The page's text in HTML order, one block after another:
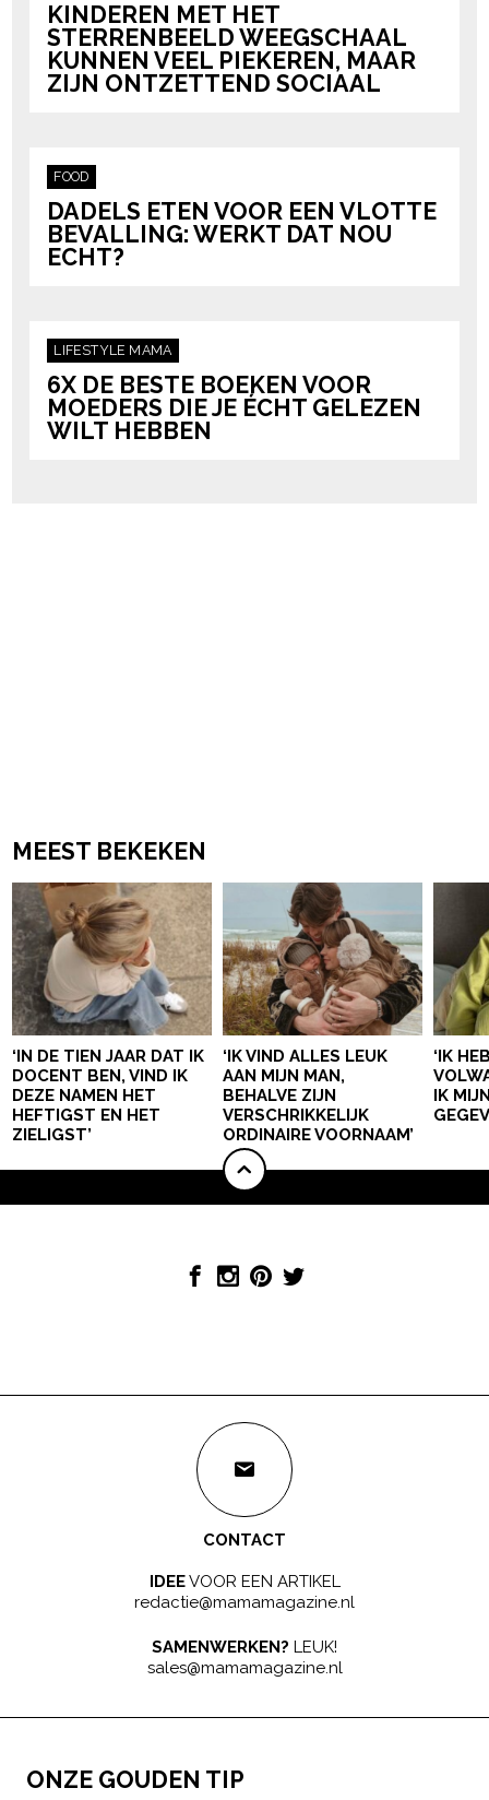
KINDEREN MET HET
STERRENBEELD WEEGSCHAAL
KUNNEN VEEL PIEKEREN, MAAR
ZIJN ONTZETTEND SOCIAAL
FOOD
DADELS ETEN VOOR EEN VLOTTE
BEVALLING: WERKT DAT NOU
ECHT?
LIFESTYLE MAMA
6X DE BESTE BOEKEN VOOR
MOEDERS DIE JE ÉCHT GELEZEN
WILT HEBBEN
MEEST BEKEKEN
‘IN DE TIEN JAAR DAT IK
DOCENT BEN, VIND IK
DEZE NAMEN HET
HEFTIGST EN HET
ZIELIGST’
‘IK VIND ALLES LEUK
AAN MIJN MAN,
BEHALVE ZIJN
VERSCHRIKKELIJK
ORDINAIRE VOORNAAM’
‘IK
IK
CONTACT
IDEEVOOR EEN ARTIKEL
redactie@mamamagazine.nl
SAMENWERKEN? LEUK!
sales@mamamagazine.nl
ONZE GOUDEN TIP